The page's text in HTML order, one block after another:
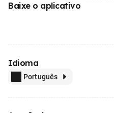
Baixe o aplicativo
Idioma
Português